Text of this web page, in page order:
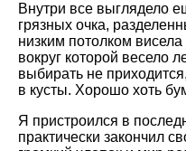
Внутри все выглядело
грязных очка,
низким потолком
вокруг которой весело
выбирать не
в кусты. Хорошо хоть
Я пристроился в
практически закончил